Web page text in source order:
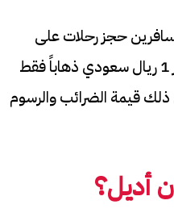
حجز رحلات على
جميع خطوط طيران أديل بسعر 1 ريال سعودي ذهاباً فقط
قيمة الضرائب والرسوم
أديل؟